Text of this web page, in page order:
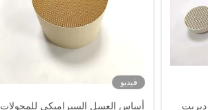
فيديو
أساس العسل السيراميكي للمحولات